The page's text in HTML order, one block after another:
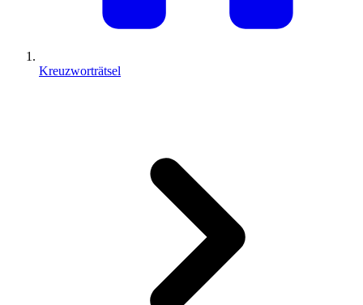
Kreuzworträtsel